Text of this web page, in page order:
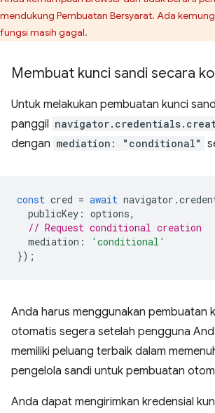
mendukung Pembuatan Bersyarat. Ada
fungsi masih gagal.
Membuat kunci sandi secara
Untuk melakukan pembuatan kunci
panggil
dengan mediation: "conditional"
const cred = await navigator .
publicKey : options,
// Request conditional creation
mediation :
'conditional'
});
Anda harus menggunakan pembuatan
otomatis segera setelah pengguna
memiliki peluang terbaik dalam
pengelola sandi untuk pembuatan
Anda dapat mengirimkan kredensial